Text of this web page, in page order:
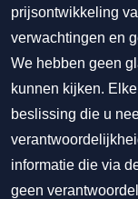
prijsontwikkeling
verwachtingen en
We hebben geen
kunnen kijken.
beslissing die u
informatie die via
geen